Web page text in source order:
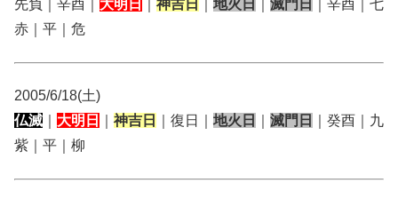
先負｜辛酉｜ 大明日 神吉日 地火日 滅門日
｜辛酉｜七
赤｜平｜危
2005/6/18(土)
仏滅
大明日 神吉日 ｜復日｜ 地火日 滅門日
｜癸酉｜九
紫｜平｜柳